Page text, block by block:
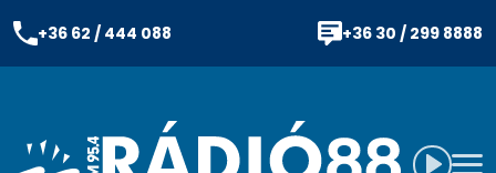
+36 62 / 444 088 +36 30 / 299 8888